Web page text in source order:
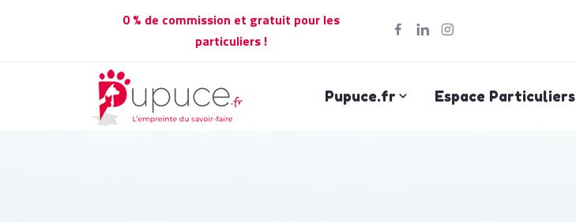
0 % de commission et gratuit pour les
particuliers !
Pupuce.fr Espace Particuliers